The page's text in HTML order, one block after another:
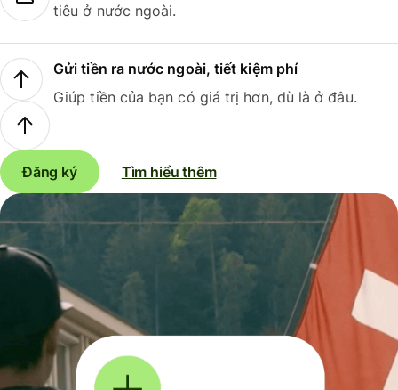
tiêu ở nước ngoài.
Gửi tiền ra nước ngoài, tiết kiệm phí
Giúp tiền của bạn có giá trị hơn, dù là ở đâu.
Đăng ký Tìm hiểu thêm